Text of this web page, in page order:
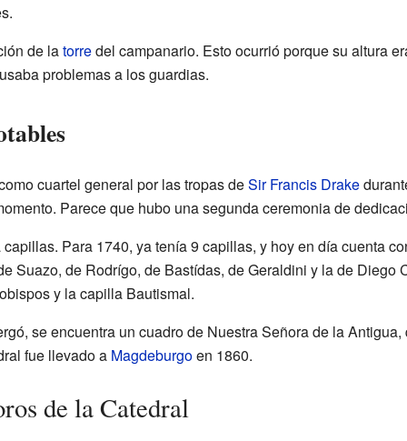
de latorredel campanario. Esto ocurrió porque su altura
problemas a los guardias.
cuartel general por las tropas deSir Francis Drake
Parece que hubo una segunda ceremonia de
Para 1740, ya tenía 9 capillas, y hoy en día cuenta
Suazo, de Rodrígo, de Bastídas, de Geraldini y la de Diego
y la capilla Bautismal.
se encuentra un cuadro de Nuestra Señora de la
fue llevado a Magdeburgoen 1860.
de la Catedral